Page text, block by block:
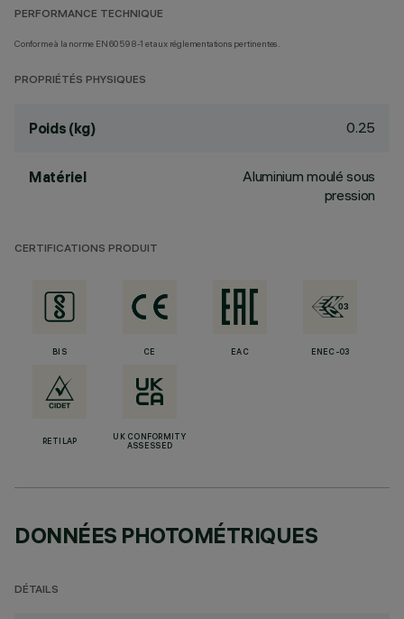
PERFORMANCE TECHNIQUE
Conforme à la norme EN60598-1 et aux réglementations pertinentes.
PROPRIÉTÉS PHYSIQUES
Poids (kg) 0.25
Matériel
Aluminium moulé sous
pression
CERTIFICATIONS PRODUIT
BIS CE EAC ENEC-03
RETILAP
UK CONFORMITY
ASSESSED
DONNÉES PHOTOMÉTRIQUES
DÉTAILS